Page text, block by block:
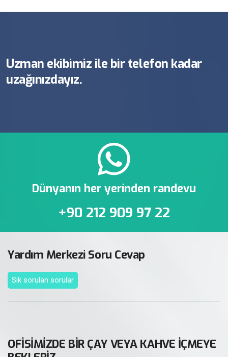
Uzman ekibimiz ile bir telefon kadar
uzağınızdayız.
Dünyanın her yerinden randevu
+90 212 909 97 22
Yardım Merkezi Soru Cevap
Sık sorulan sorular
OFİSİMİZDE BİR ÇAY VEYA KAHVE İÇMEYE